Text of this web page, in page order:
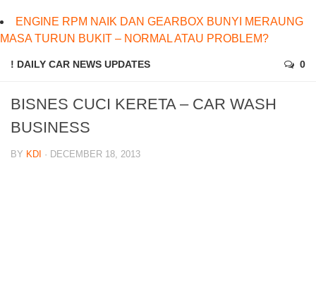
ENGINE RPM NAIK DAN GEARBOX BUNYI MERAUNG
MASA TURUN BUKIT – NORMAL ATAU PROBLEM?
! DAILY CAR NEWS UPDATES 0
BISNES CUCI KERETA – CAR WASH
BUSINESS
BY KDI · DECEMBER 18, 2013